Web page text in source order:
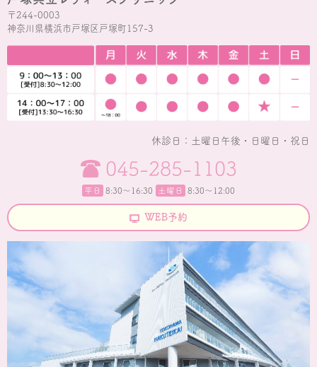
〒244-0003
神奈川県横浜市戸塚区戸塚町157-3
休診日：土曜日午後・日曜日・祝日
045-285-1103
平日 8:30〜16:30 土曜日 8:30～12:00
WEB予約